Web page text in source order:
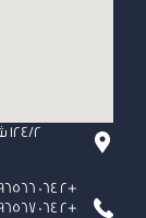
+2 064 3396566
+2 064 3396567